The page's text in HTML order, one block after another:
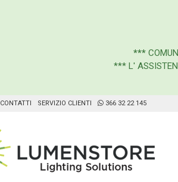
***
*** L'
CONTATTI SERVIZIO CLIENTI 366 32 22 145